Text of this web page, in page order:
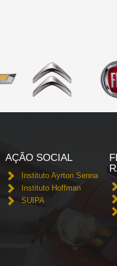
AÇÃO SOCIAL
Instituto Ayrton Senna
Instituto Hoffman
SUIPA